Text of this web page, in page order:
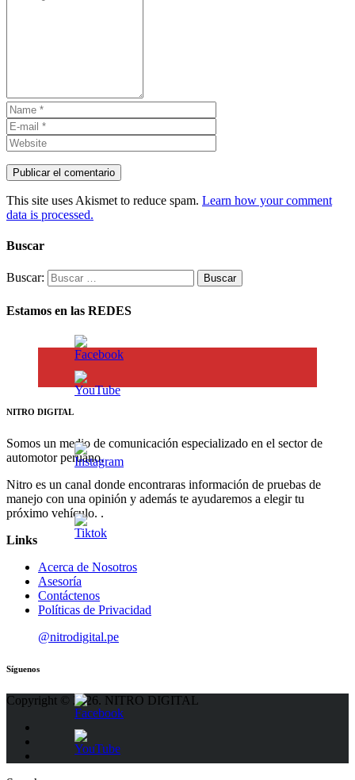
This site uses Akismet to reduce spam. Learn how your comment
data is processed.
Buscar
Buscar:
Estamos en las REDES
NITRO DIGITAL
Somos un medio de comunicación especializado en el sector de
automotor peruano.
Nitro es un canal donde encontraras información de pruebas de
manejo con una opinión y además te ayudaremos a elegir tu
próximo vehículo. .
Links
Acerca de Nosotros
Asesoría
Contáctenos
Políticas de Privacidad
@nitrodigital.pe
Síguenos
Copyright © 2026. NITRO DIGITAL